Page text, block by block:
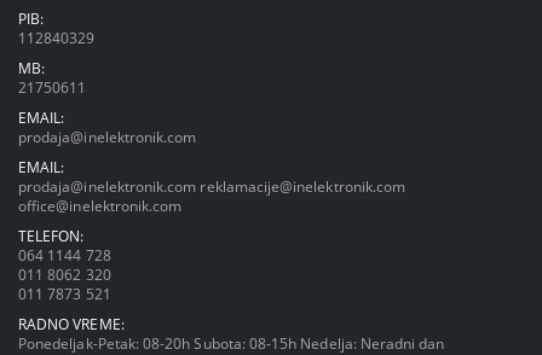
PIB:
112840329
MB:
21750611
EMAIL:
prodaja@inelektronik.com
EMAIL:
prodaja@inelektronik.com reklamacije@inelektronik.com
office@inelektronik.com
TELEFON:
064 1144 728
011 8062 320
011 7873 521
RADNO VREME:
Ponedeljak-Petak: 08-20h Subota: 08-15h Nedelja: Neradni dan